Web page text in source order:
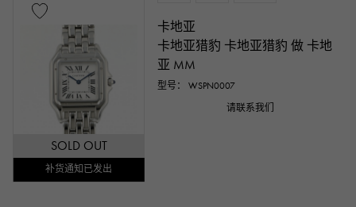
SOLD OUT
补货通知已发出
卡地亚
卡地亚猎豹 卡地亚猎豹 做 卡地
亚 MM
型号： WSPN0007
请联系我们